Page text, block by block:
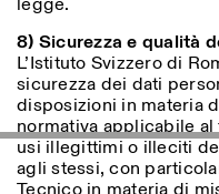
legge.
8) Sicurezza e qualità
L’Istituto Svizzero di
sicurezza dei dati
disposizioni in materia
normativa applicabile
usi illegittimi o illeciti
agli stessi, con